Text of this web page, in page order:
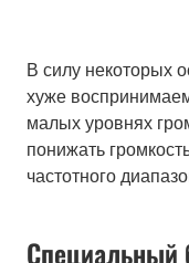
В силу некоторых
хуже
малых уровнях
понижать
частотного
Специальный